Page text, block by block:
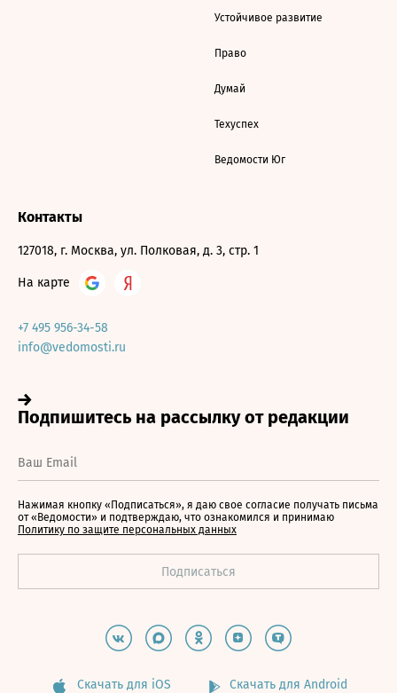
Устойчивое развитие
Право
Думай
Техуспех
Ведомости Юг
Контакты
127018, г. Москва, ул. Полковая, д. 3, стр. 1
На карте
+7 495 956-34-58
info@vedomosti.ru
Нажимая кнопку «Подписаться», я даю свое согласие получать письма
от «Ведомости» и подтверждаю, что ознакомился и принимаю
Политику по защите персональных данных
Скачать для iOS Скачать для Android